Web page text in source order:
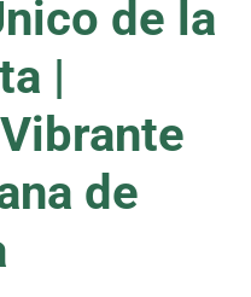
de la
|
de